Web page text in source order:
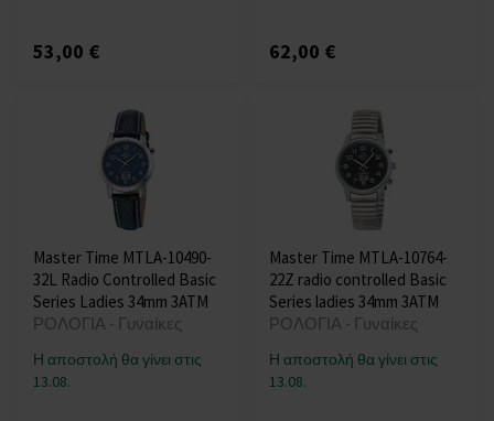
53,00 € 62,00 €
Master Time MTLA-10490-
32L Radio Controlled Basic
Series Ladies 34mm 3ATM
ΡΟΛΟΓΙΑ - Γυναίκες
Η αποστολή θα γίνει στις
13.08.
Master Time MTLA-10764-
22Z radio controlled Basic
Series ladies 34mm 3ATM
ΡΟΛΟΓΙΑ - Γυναίκες
Η αποστολή θα γίνει στις
13.08.